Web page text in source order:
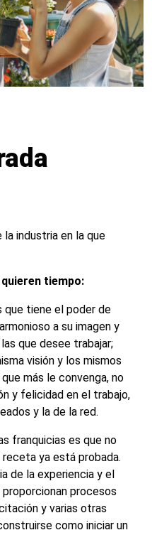
industria en la que
tiempo:
que tiene el poder de
a su imagen y
que desee trabajar;
visión y los mismos
más le convenga, no
y felicidad en el trabajo,
y la de la red.
franquicias es que no
receta ya está probada.
de la experiencia y el
procesos
y varias otras
como iniciar un